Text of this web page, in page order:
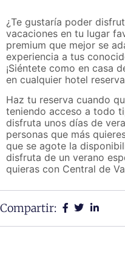
¿Te gustaría poder
vacaciones en tu lugar
premium que mejor se
experiencia a tus
¡Siéntete como en casa
en cualquier hotel
Haz tu reserva cuando
teniendo acceso a todo
disfruta unos días de
personas que más
que se agote la
disfruta de un verano
quieras con Central de
Compartir: